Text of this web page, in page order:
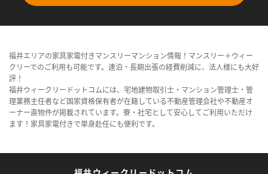
福井エリアの家具家電付きマンスリーマンション情報！マンスリー＋ウィー
クリーでのご利用も可能です。連泊・長期出張の経費削減に、法人様にも大好
評！
福井ウィークリードットコムには、宅地建物取引士・マンション管理士・管
理業務主任者など国家資格保有者が在籍している不動産管理会社や不動産オ
ーナー直物件が掲載されています。寮・社宅として安心してご利用いただけ
ます！家具家電付きで単身赴任にも便利です。